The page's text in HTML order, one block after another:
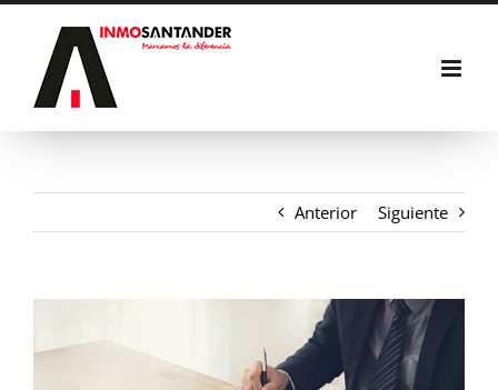
Saltar
contenido
Anterior Siguiente